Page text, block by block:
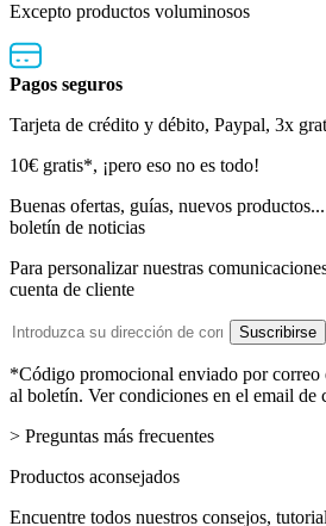
Excepto productos voluminosos
Pagos seguros
Tarjeta de crédito y débito, Paypal, 3x
Boletín
de
noticias
10€ gratis*, ¡pero eso no es todo!
Buenas ofertas, guías, nuevos
boletín de noticias
Para personalizar nuestras
cuenta de cliente
Dirección
email
Suscribirse
*Código promocional enviado por correo
al boletín. Ver condiciones en el email de
> Preguntas más frecuentes
Productos aconsejados
Encuentre todos nuestros consejos,